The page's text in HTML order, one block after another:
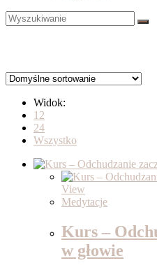
Widok:
12
24
Wszystko
View
Medytacje
Kurs –
w głowie